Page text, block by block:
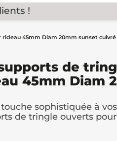
!
45mm Diam 20mm sunset cuivré
de
45mm Diam
sophistiquée à
de tringle ouverts pour